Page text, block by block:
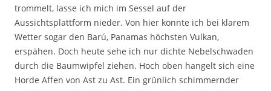
trommelt, lasse ich mich im Sessel auf der
Aussichtsplattform nieder. Von hier könnte ich bei klarem
Wetter sogar den Barú, Panamas höchsten Vulkan,
erspähen. Doch heute sehe ich nur dichte Nebelschwaden
durch die Baumwipfel ziehen. Hoch oben hangelt sich eine
Horde Affen von Ast zu Ast. Ein grünlich schimmernder